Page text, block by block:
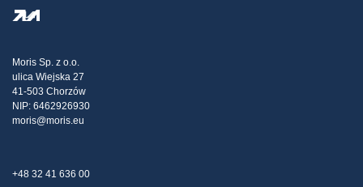
Doprava
Sťažnosti
Moris Sp. z o.o.
ulica Wiejska 27
41-503 Chorzów
NIP: 6462926930
moris@moris.eu
+48 32 41 636 00